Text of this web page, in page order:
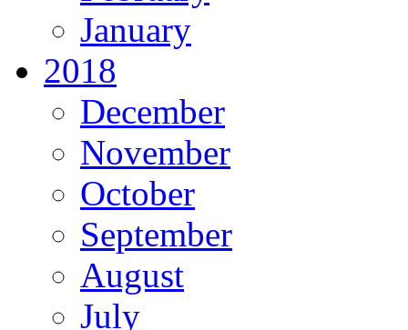
January
2018
December
November
October
September
August
July